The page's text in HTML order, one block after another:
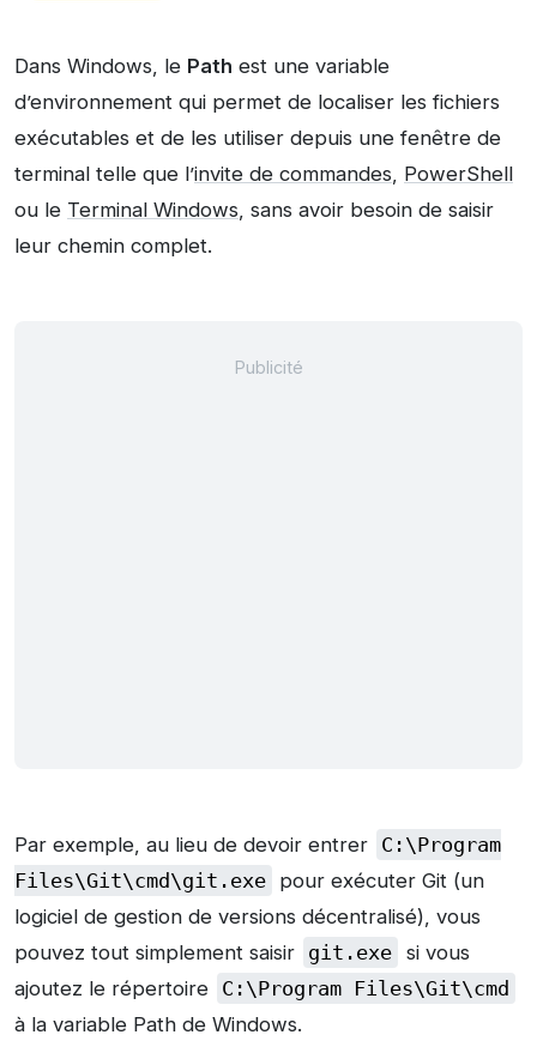
Dans Windows, le Path est une variable
d’environnement qui permet de localiser les fichiers
exécutables et de les utiliser depuis une fenêtre de
terminal telle que l’invite de commandes, PowerShell
ou le Terminal Windows, sans avoir besoin de saisir
leur chemin complet.
Par exemple, au lieu de devoir entrer C:\Program
Files\Git\cmd\git.exe pour exécuter Git (un
logiciel de gestion de versions décentralisé), vous
pouvez tout simplement saisir git.exe si vous
ajoutez le répertoire C:\Program Files\Git\cmd
à la variable Path de Windows.